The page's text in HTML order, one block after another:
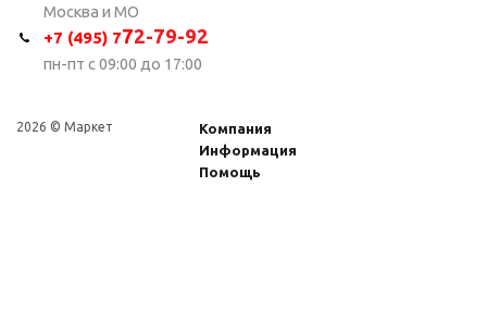
Москва и МО
+7 (495) 772-79-92
пн-пт с 09:00 до 17:00
2026 © Маркет
Компания
Информация
Помощь